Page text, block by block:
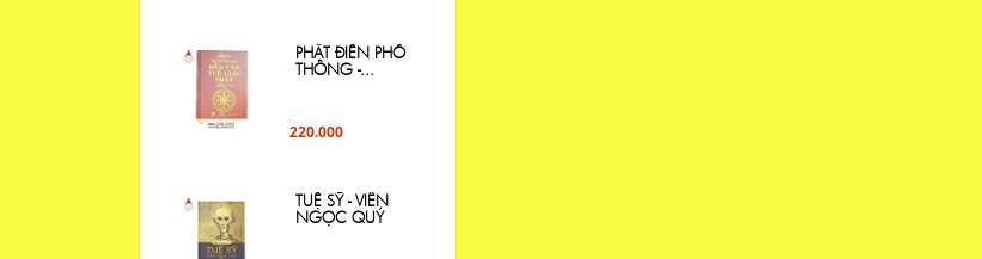
PHẬT ĐIỂN PHỔ
THÔNG -...
220.000
TUỆ SỸ - VIÊN
NGỌC QUÝ